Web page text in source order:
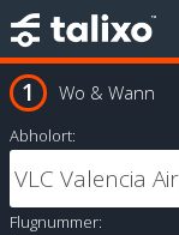
Wo & Wann
Abholort:
Flugnummer: